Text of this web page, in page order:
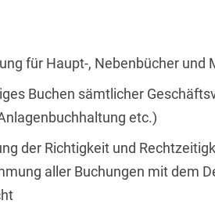
für Haupt-, Nebenbücher und
Buchen sämtlicher
etc.)
der Richtigkeit und
aller Buchungen mit dem